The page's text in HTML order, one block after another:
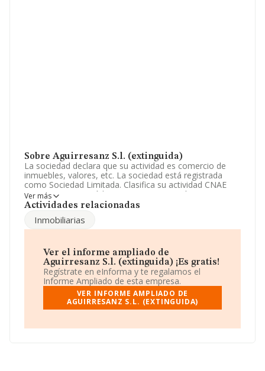
Sobre Aguirresanz S.l. (extinguida)
La sociedad declara que su actividad es comercio de
inmuebles, valores, etc. La sociedad está registrada
como Sociedad Limitada. Clasifica su actividad CNAE
como '%cnae%', código 6812. La compañía no tiene
actividad en mercados exteriores.
La compañíaAguirresanz S.L. (extinguida)
B01276872, está situada en Calle Diputacion Foral De
provincia de Álava, País Vasco.
Con los datos a disposición de INFORMA sobre 231.218
empresas pertenecientes al sector, en el ámbito
nacional la facturación alcanza la cifra de 29.817
millones de euros y se calcula un promedio de
facturación de 128 mil euros entre todas las compañías.
2023, la media de empleados es de 1; la antigüedad
Ver más
Actividades relacionadas
Inmobiliarias
Ver el informe ampliado de
Aguirresanz S.l. (extinguida) ¡Es gratis!
Regístrate en eInforma y te regalamos el
Informe Ampliado de esta empresa.
VER INFORME AMPLIADO DE
AGUIRRESANZ S.L. (EXTINGUIDA)